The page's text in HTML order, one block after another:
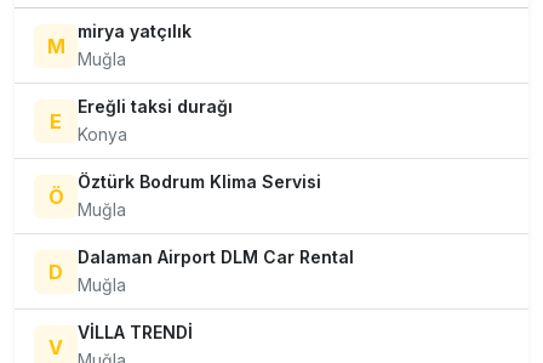
M
mirya yatçılık
Muğla
E
Ereğli taksi durağı
Konya
Ö
Öztürk Bodrum Klima Servisi
Muğla
D
Dalaman Airport DLM Car Rental
Muğla
V
VİLLA TRENDİ